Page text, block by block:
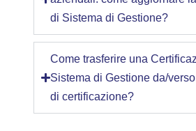
di Sistema di Gestione?
Come trasferire una
Sistema di Gestione da/
di certificazione?